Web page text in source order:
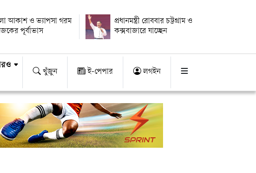
আকাশ ও ভ্যাপসা গরম
পূর্বাভাস
প্রধানমন্ত্রী রোববার চট্টগ্রাম ও
কক্সবাজারে যাচ্ছেন
খুঁজুন ই-পেপার লগইন